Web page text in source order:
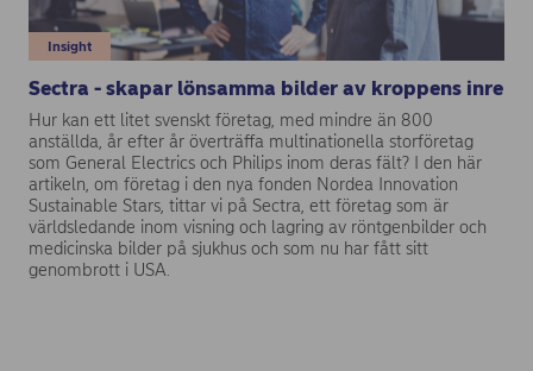
Insight
Sectra - skapar lönsamma bilder av kroppens inre
Hur kan ett litet svenskt företag, med mindre än 800
anställda, år efter år överträffa multinationella storföretag
som General Electrics och Philips inom deras fält? I den här
artikeln, om företag i den nya fonden Nordea Innovation
Sustainable Stars, tittar vi på Sectra, ett företag som är
världsledande inom visning och lagring av röntgenbilder och
medicinska bilder på sjukhus och som nu har fått sitt
genombrott i USA.